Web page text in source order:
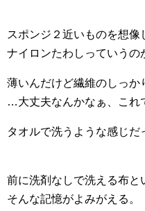
スポンジ２近いものを想像
ナイロンたわしっていうの
薄いんだけど繊維のしっか
…大丈夫なんかなぁ、これ
タオルで洗うような感じだ
前に洗剤なしで洗える布と
そんな記憶がよみがえる。